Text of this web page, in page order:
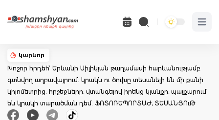
Open
կարևոր
Խոշոր հրդեհ՝ Երևանի Սիլիկյան թաղամասի հարևանությամբ
գտնվող աղբավայրում. կրակն ու ծուխը տեսանելի են մի քանի
կիլոմետրից. հրշեջները, վտանգելով իրենց կյանքը, պայքարում
են կրակի տարածման դեմ. ՖՈՏՈՌԵՊՈՐՏԱԺ, ՏԵՍԱՆՅՈւԹ